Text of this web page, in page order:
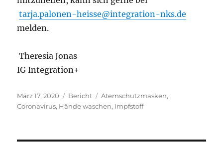
tarja.palonen-heisse@integration-nks.de
melden.
Theresia Jonas
IG Integration+
Veröffentlicht
am
März 17, 2020 Kategorien
Bericht Schlagwörter
Atemschutzmasken,
Coronavirus, Hände waschen, Impfstoff